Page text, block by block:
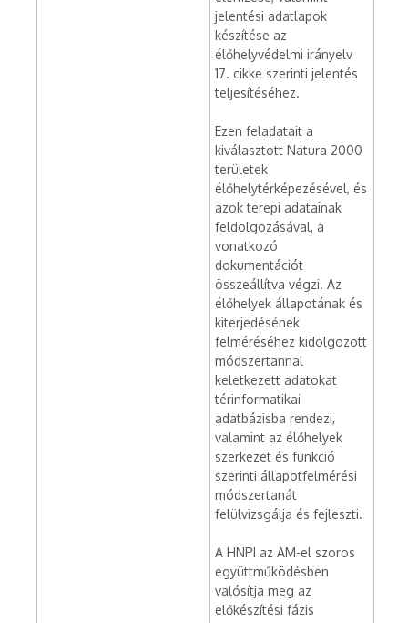
jelentési adatlapok
készítése az
élőhelyvédelmi irányelv
17. cikke szerinti jelentés
teljesítéséhez.
Ezen feladatait a
kiválasztott Natura 2000
területek
élőhelytérképezésével, és
azok terepi adatainak
feldolgozásával, a
vonatkozó
dokumentációt
összeállítva végzi. Az
élőhelyek állapotának és
kiterjedésének
felméréséhez kidolgozott
módszertannal
keletkezett adatokat
térinformatikai
adatbázisba rendezi,
valamint az élőhelyek
szerkezet és funkció
szerinti állapotfelmérési
módszertanát
felülvizsgálja és fejleszti.
A HNPI az AM-el szoros
együttműködésben
valósítja meg az
előkészítési fázis